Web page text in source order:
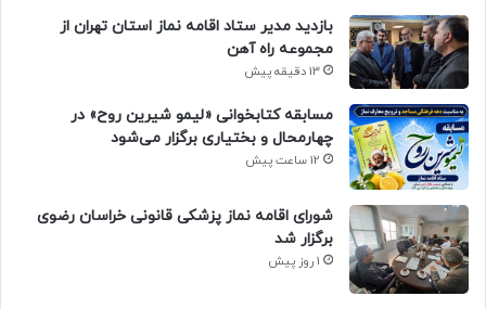
بازدید مدیر ستاد اقامه نماز استان تهران از
مجموعه راه آهن
13 دقیقه پیش
مسابقه کتابخوانی «لیمو شیرین روح» در
چهارمحال و بختیاری برگزار می‌شود
12 ساعت پیش
شورای اقامه نماز پزشکی قانونی خراسان رضوی
برگزار شد
1 روز پیش